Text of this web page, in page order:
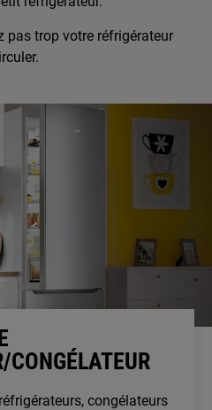
pas trop votre réfrigérateur
CONGÉLATEUR
congélateurs